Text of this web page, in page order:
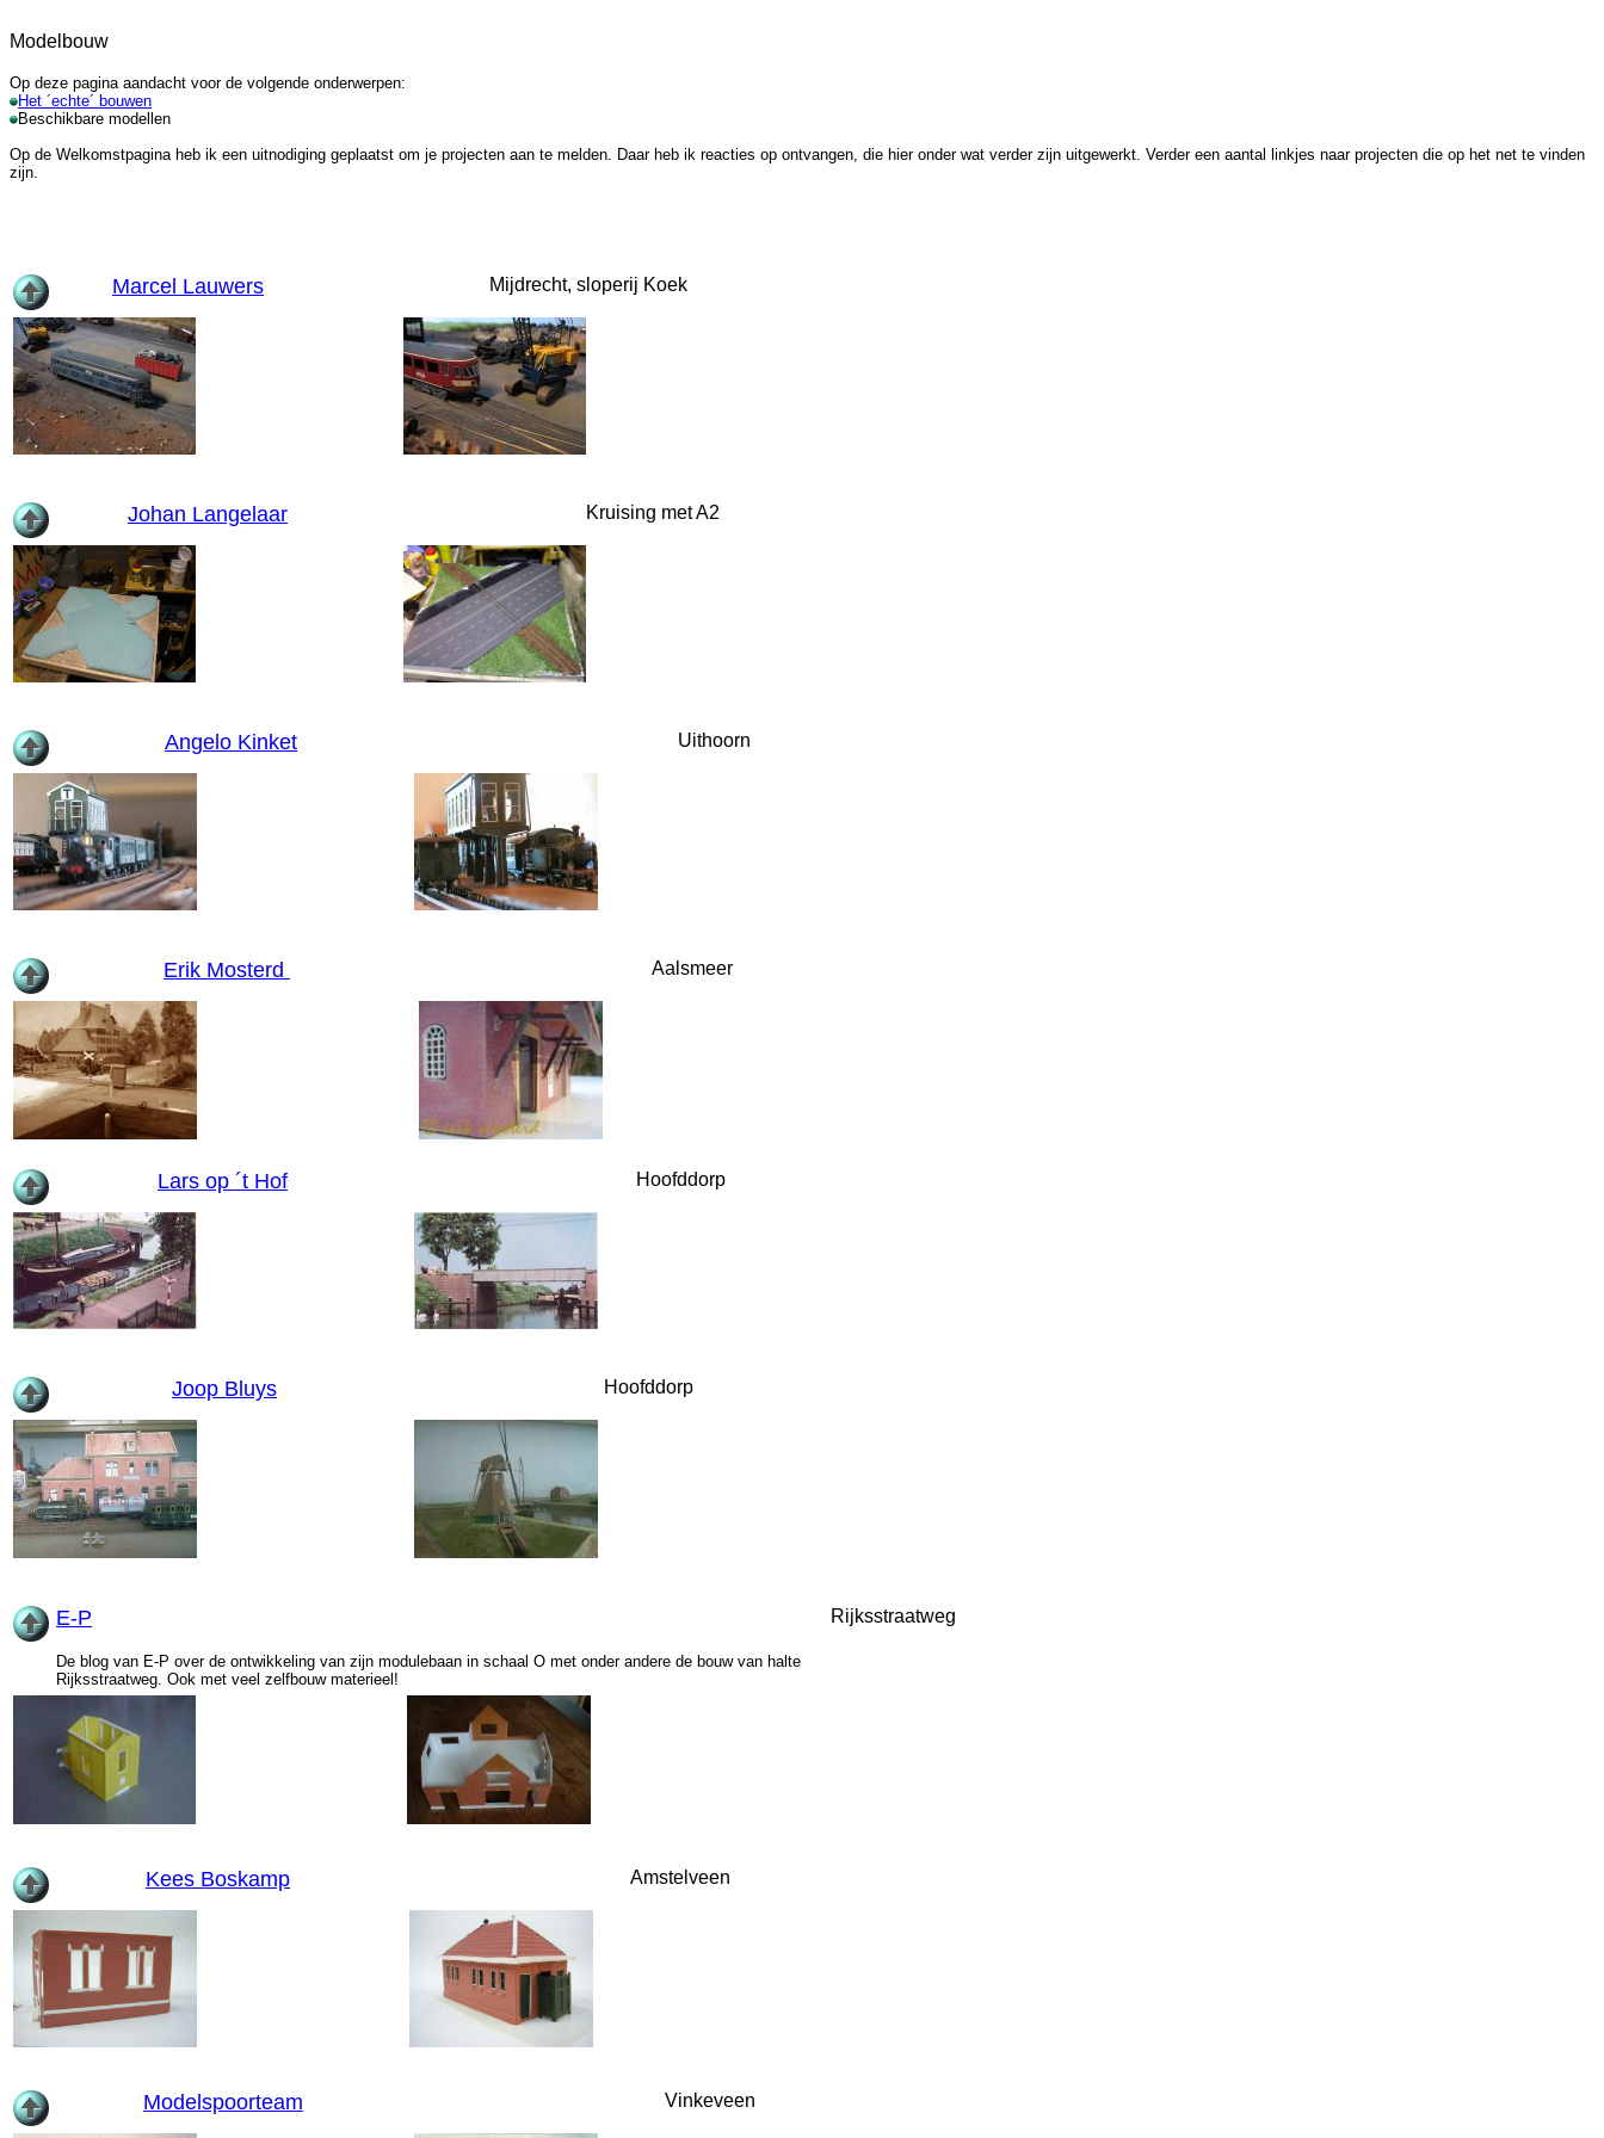
Modelbouw
Op deze pagina aandacht voor de volgende onderwerpen:
Het ´echte´ bouwen
Beschikbare modellen
Op de Welkomstpagina heb ik een uitnodiging geplaatst om je projecten aan te melden. Daar heb ik reacties op ontvangen, die hier onder wat verder zijn uitgewerkt. Verder een aantal linkjes naar projecten die op het net te vinden
zijn.
Marcel Lauwers Mijdrecht, sloperij Koek
Johan Langelaar Kruising met A2
Angelo Kinket Uithoorn
Erik Mosterd Aalsmeer
Lars op ´t Hof Hoofddorp
Joop Bluys Hoofddorp
E-P
De blog van E-P over de ontwikkeling van zijn modulebaan in schaal O met onder andere de bouw van halte
Rijksstraatweg. Ook met veel zelfbouw materieel!
Rijksstraatweg
Kees Boskamp Amstelveen
Modelspoorteam Vinkeveen